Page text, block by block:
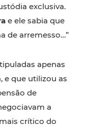
exclusiva.
e ele sabia que
de arremesso…”
apenas
e que utilizou as
de
a
crítico do